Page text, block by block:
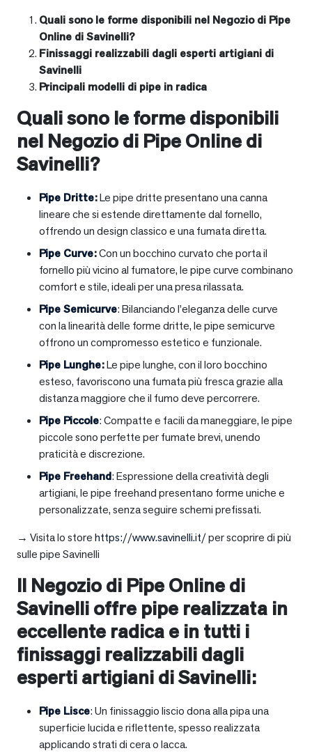
Quali sono le forme disponibili nel Negozio di Pipe
Online di Savinelli?
Finissaggi realizzabili dagli esperti artigiani di
Savinelli
Principali modelli di pipe in radica
Quali sono le forme disponibili
nel Negozio di Pipe Online di
Savinelli?
Pipe Dritte:Le pipe dritte presentano una canna
lineare che si estende direttamente dal fornello,
offrendo un design classico e una fumata diretta.
Pipe Curve:Con un bocchino curvato che porta il
fornello più vicino al fumatore, le pipe curve combinano
comfort e stile, ideali per una presa rilassata.
Pipe Semicurve: Bilanciando l’eleganza delle curve
con la linearità delle forme dritte, le pipe semicurve
offrono un compromesso estetico e funzionale.
Pipe Lunghe:Le pipe lunghe, con il loro bocchino
esteso, favoriscono una fumata più fresca grazie alla
distanza maggiore che il fumo deve percorrere.
Pipe Piccole: Compatte e facili da maneggiare, le pipe
piccole sono perfette per fumate brevi, unendo
praticità e discrezione.
Pipe Freehand: Espressione della creatività degli
artigiani, le pipe freehand presentano forme uniche e
personalizzate, senza seguire schemi prefissati.
→ Visita lo storehttps://www.savinelli.it/per scoprire di più
sulle pipe Savinelli
Il Negozio di Pipe Online di
Savinelli offre pipe realizzata in
eccellente radica e in tutti i
finissaggi realizzabili dagli
esperti artigiani di Savinelli:
Pipe Lisce: Un finissaggio liscio dona alla pipa una
superficie lucida e riflettente, spesso realizzata
applicando strati di cera o lacca.